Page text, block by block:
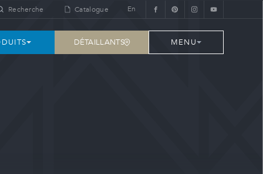
Recherche Catalogue En
DÉTAILLANTS MENU